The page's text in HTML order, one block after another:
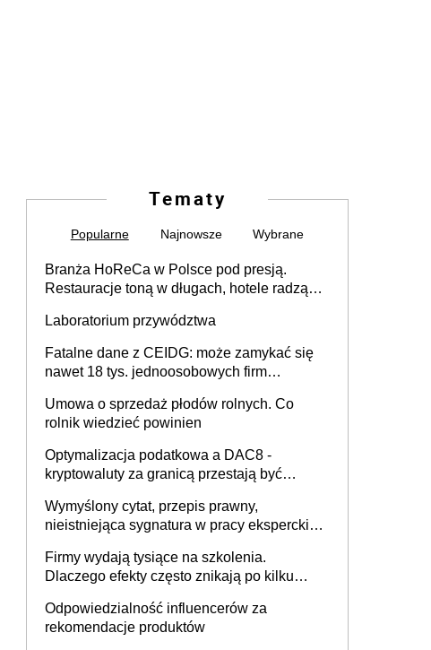
Tematy
Popularne Najnowsze Wybrane
Branża HoReCa w Polsce pod presją.
Restauracje toną w długach, hotele radzą
Laboratorium przywództwa
Fatalne dane z CEIDG: może zamykać się
nawet 18 tys. jednoosobowych firm
Umowa o sprzedaż płodów rolnych. Co
rolnik wiedzieć powinien
Optymalizacja podatkowa a DAC8 -
kryptowaluty za granicą przestają być
Wymyślony cytat, przepis prawny,
nieistniejąca sygnatura w pracy eksperckiej -
firmie
Firmy wydają tysiące na szkolenia.
Dlaczego efekty często znikają po kilku
Odpowiedzialność influencerów za
rekomendacje produktów